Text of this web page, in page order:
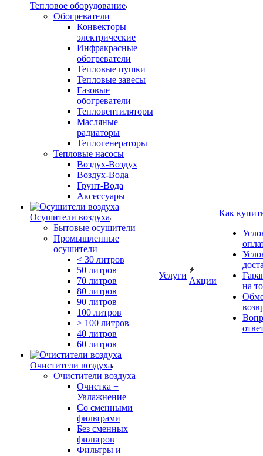
Тепловое оборудование
Обогреватели
Конвекторы
электрические
Инфракрасные
обогреватели
Тепловые пушки
Тепловые завесы
Газовые
обогреватели
Тепловентиляторы
Масляные
радиаторы
Теплогенераторы
Тепловые насосы
Воздух-Воздух
Воздух-Вода
Грунт-Вода
Аксессуары
Осушители воздуха
Бытовые осушители
Промышленные
осушители
< 30 литров
50 литров
70 литров
80 литров
90 литров
100 литров
> 100 литров
40 литров
60 литров
Очистители воздуха
Очистители воздуха
Очистка +
Увлажнение
Cо сменными
фильтрами
Без сменных
фильтров
Фильтры и
Услуги
Акции
Как
на